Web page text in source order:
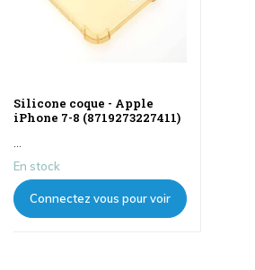
Silicone coque - Apple
iPhone 7-8 (8719273227411)
En stock
Connectez vous pour voir